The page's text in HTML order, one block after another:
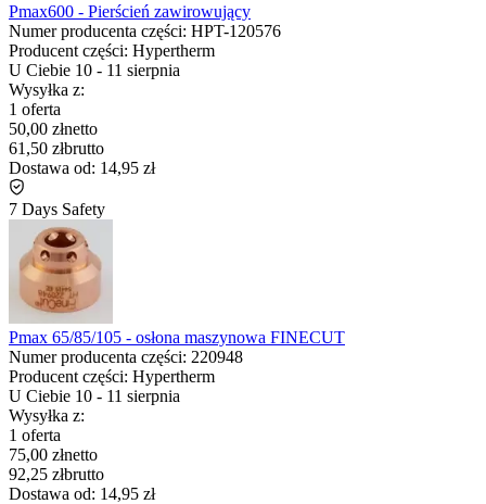
Pmax600 - Pierścień zawirowujący
Numer producenta części: HPT-120576
Producent części: Hypertherm
U Ciebie 10 - 11 sierpnia
Wysyłka z:
1 oferta
50,00 złnetto
61,50 złbrutto
Dostawa od: 14,95 zł
7 Days Safety
Pmax 65/85/105 - osłona maszynowa FINECUT
Numer producenta części: 220948
Producent części: Hypertherm
U Ciebie 10 - 11 sierpnia
Wysyłka z:
1 oferta
75,00 złnetto
92,25 złbrutto
Dostawa od: 14,95 zł